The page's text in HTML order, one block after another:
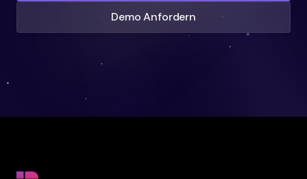
Demo Anfordern